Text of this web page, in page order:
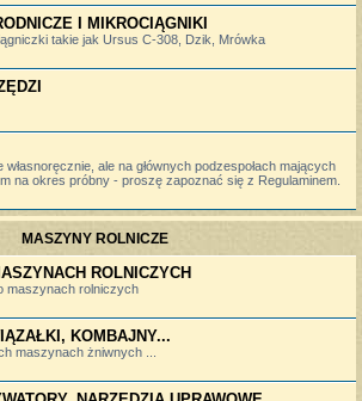
I MIKROCIĄGNIKI
takie jak Ursus C-308, Dzik, Mrówka
własnoręcznie, ale na głównych podzespołach mających
na okres próbny - proszę zapoznać się z Regulaminem.
MASZYNY ROLNICZE
ROLNICZYCH
maszynach rolniczych
KOMBAJNY...
maszynach żniwnych ...